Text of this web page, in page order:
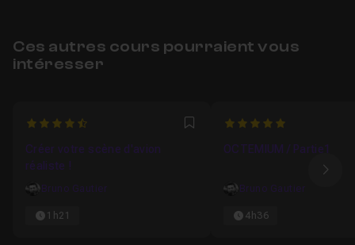
Ces autres cours pourraient vous
intéresser
4.75 Favori
Créer votre scène d'avion
réaliste !
Bruno Gautier
1h21
5
OCTEMIUM / Partie1
Bruno Gautier
4h36